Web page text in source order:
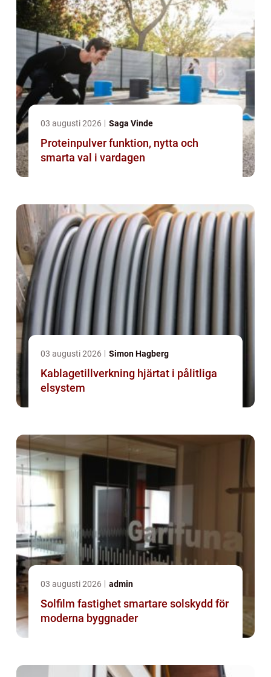
03 augusti 2026 Saga Vinde
Proteinpulver funktion, nytta och
smarta val i vardagen
03 augusti 2026 Simon Hagberg
Kablagetillverkning hjärtat i pålitliga
elsystem
03 augusti 2026 admin
Solfilm fastighet smartare solskydd för
moderna byggnader